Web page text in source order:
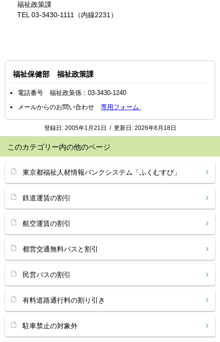
福祉政策課
TEL 03-3430-1111（内線2231）
福祉保健部 福祉政策課
電話番号 福祉政策係：03-3430-1240
メールからのお問い合わせ 専用フォーム
登録日: 2005年1月21日 / 更新日: 2026年6月18日
このカテゴリー内の他のページ
東京都福祉人材情報バンクシステム「ふくむすび」
鉄道運賃の割引
航空運賃の割引
都営交通無料パスと割引
民営バスの割引
有料道路通行料の割り引き
駐車禁止の対象外